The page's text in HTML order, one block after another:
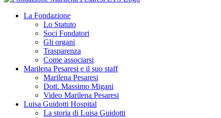
La Fondazione
Lo Statuto
Soci Fondatori
Gli organi
Trasparenza
Come associarsi
Marilena Pesaresi e il suo staff
Marilena Pesaresi
Dott. Massimo Migani
Video Marilena Pesaresi
Luisa Guidotti Hospital
La storia di Luisa Guidotti